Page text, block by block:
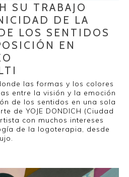
SU TRABAJO
DE LA
LOS SENTIDOS
EN
las formas y los colores
entre la visión y la emoción
de los sentidos en una sola
de YOJE DONDICH (Ciudad
con muchos intereses
de la logoterapia, desde